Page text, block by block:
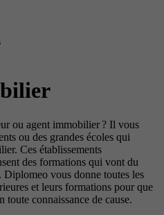
ou agent immobilier ? Il vous
ou des grandes écoles qui
Ces établissements
des formations qui vont du
vous donne toutes les
et leurs formations pour que
connaissance de cause.